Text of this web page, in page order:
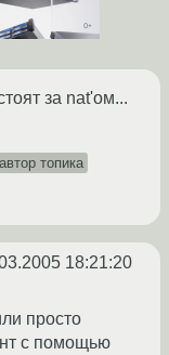
за nat'ом...
автор топика
18:21:20
просто
с помощью